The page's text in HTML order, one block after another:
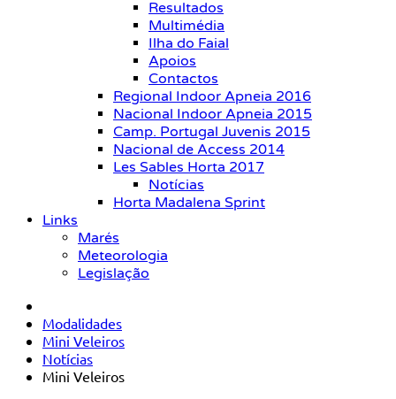
Resultados
Multimédia
Ilha do Faial
Apoios
Contactos
Regional Indoor Apneia 2016
Nacional Indoor Apneia 2015
Camp. Portugal Juvenis 2015
Nacional de Access 2014
Les Sables Horta 2017
Notícias
Horta Madalena Sprint
Links
Marés
Meteorologia
Legislação
Modalidades
Mini Veleiros
Notícias
Mini Veleiros